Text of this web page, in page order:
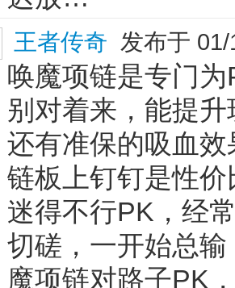
王者传奇 发布于
唤魔项链是专门
别对着来，能提
还有准保的吸血
链板上钉钉是性
迷得不行PK，经
切磋，一开始总
魔项链对路子PK